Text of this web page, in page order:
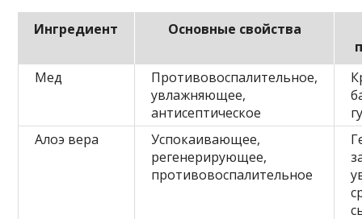
Ингредиент
Основные свойства
Мед
Противовоспалительное,
увлажняющее,
антисептическое
Алоэ вера
Успокаивающее,
регенерирующее,
противовоспалительное